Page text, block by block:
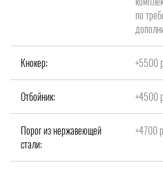
по
Кнокер: +5500
Отбойник: +4500
Порог из нержавеющей
стали:
+4700